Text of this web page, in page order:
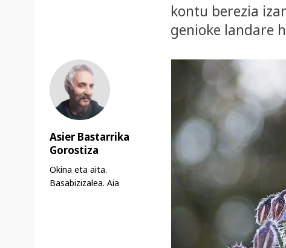
kontu berezia
genioke landare
Asier Bastarrika
Gorostiza
Okina eta aita.
Basabizizalea. Aia